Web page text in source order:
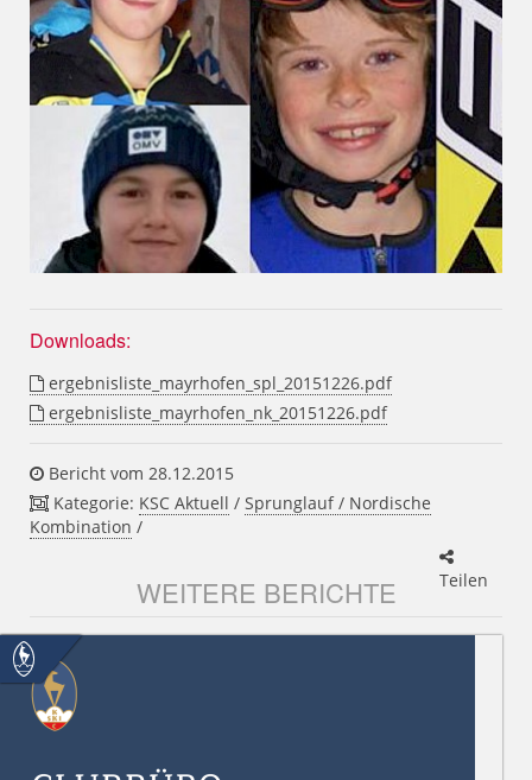
Downloads:
ergebnisliste_mayrhofen_spl_20151226.pdf
ergebnisliste_mayrhofen_nk_20151226.pdf
Bericht vom 28.12.2015
Kategorie: KSC Aktuell / Sprunglauf / Nordische
Kombination /
Teilen
WEITERE BERICHTE